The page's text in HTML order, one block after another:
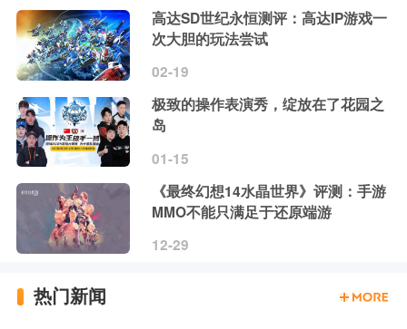
高达SD世纪永恒测评：高达IP游戏一
次大胆的玩法尝试
02-19
极致的操作表演秀，绽放在了花园之
岛
01-15
《最终幻想14水晶世界》评测：手游
MMO不能只满足于还原端游
12-29
热门新闻